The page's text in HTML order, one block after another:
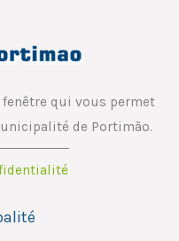
qui vous permet
de Portimão.